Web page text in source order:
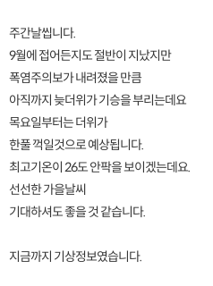
주간날씹니다.
9월에 접어든지도 절반이 지났지만
폭염주의보가 내려졌을 만큼
아직까지 늦더위가 기승을 부리는데요
목요일부터는 더위가
한풀 꺽일것으로 예상됩니다.
최고기온이 26도 안팍을 보이겠는데요.
선선한 가을날씨
기대하셔도 좋을 것 같습니다.
지금까지 기상정보였습니다.